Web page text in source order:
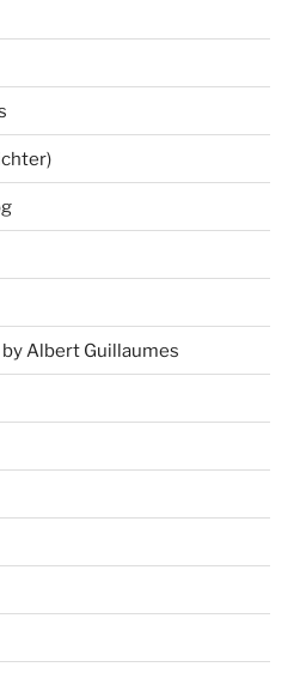
Albert Guillaumes